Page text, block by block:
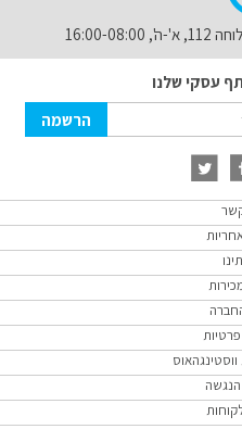
עסקי שלנו
הרשמה